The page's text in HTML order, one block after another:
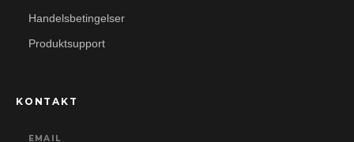
Handelsbetingelser
Produktsupport
KONTAKT
EMAIL